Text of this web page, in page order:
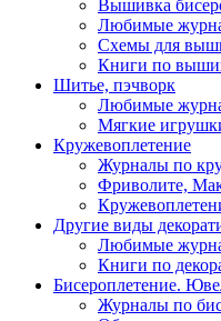
Вышивка
Любимые
Схемы для
Книги по
Шитье, пэчворк
Любимые
Мягкие
Кружевоплетение
Журналы по
Фриволите,
Другие виды
Любимые
Книги по
Бисероплетение.
Журналы по